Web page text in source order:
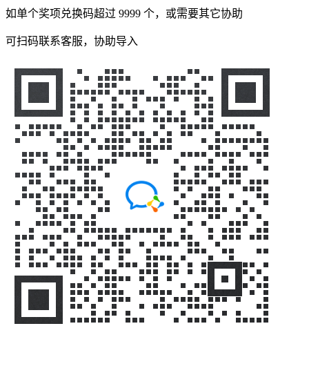
如单个奖项兑换码超过 9999 个，或需要其它协助
可扫码联系客服，协助导入